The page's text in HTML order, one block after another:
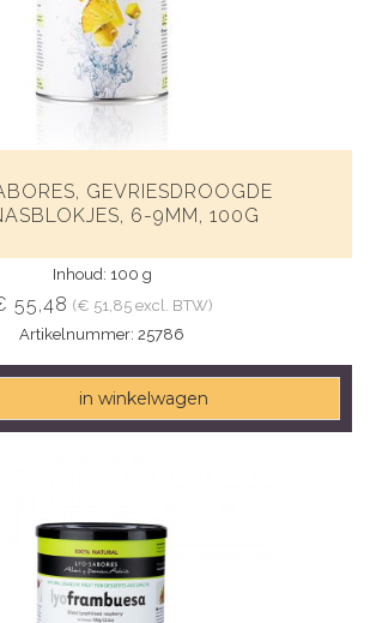
GEVRIESDROOGDE
6-9MM, 100G
Inhoud: 100 g
55,48 (€ 51,85 excl. BTW)
Artikelnummer: 25786
in winkelwagen